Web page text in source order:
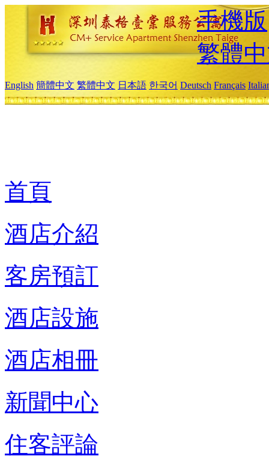
手機版
繁體
English 簡體中文 繁體中文 日本語 한국어 Deutsch Français
首頁
酒店介紹
客房預訂
酒店設施
酒店相冊
新聞中心
住客評論